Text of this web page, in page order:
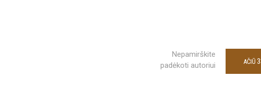
Nepamirškite
padėkoti autoriui
AČIŪ